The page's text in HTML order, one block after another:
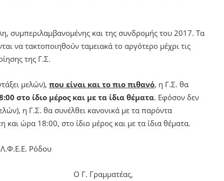
συμπεριλαμβανομένης και της συνδρομής του 2017. Τα
να τακτοποιηθούν ταμειακά το αργότερο μέχρι τις
της Γ.Σ.
μελών), που είναι και το πιο πιθανό, η Γ.Σ. θα
στο ίδιο μέρος και με τα ίδια θέματα. Εφόσον δεν
η Γ.Σ. θα συνέλθει κανονικά με τα παρόντα
ώρα 18:00, στο ίδιο μέρος και με τα ίδια θέματα.
Ρόδου
Ο Γ. Γραμματέας,